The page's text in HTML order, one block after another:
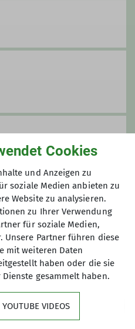
Breitensport
Wart/Wärtin der
Cookies
und Anzeigen zu
soziale Medien anbieten zu
Website zu analysieren.
zu Ihrer Verwendung
für soziale Medien,
Unsere Partner führen diese
mit weiteren Daten
haben oder die sie
gesammelt haben.
YOUTUBE VIDEOS